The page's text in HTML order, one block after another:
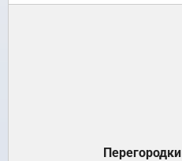
Перегородки